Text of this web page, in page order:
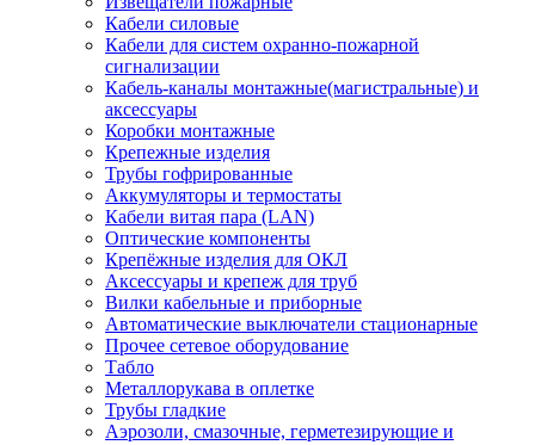
Кабели силовые
Кабели для систем охранно-пожарной
сигнализации
Кабель-каналы монтажные(магистральные) и
аксессуары
Коробки монтажные
Крепежные изделия
Трубы гофрированные
Аккумуляторы и термостаты
Кабели витая пара (LAN)
Оптические компоненты
Крепёжные изделия для ОКЛ
Аксессуары и крепеж для труб
Вилки кабельные и приборные
Автоматические выключатели стационарные
Прочее сетевое оборудование
Табло
Металлорукава в оплетке
Трубы гладкие
Аэрозоли, смазочные, герметезирующие и